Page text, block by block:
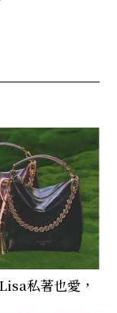
私著也愛，